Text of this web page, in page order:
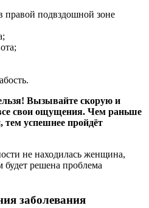
правой подвздошной зоне
Вызывайте скорую и
свои ощущения. Чем раньше
тем успешнее пройдёт
не находилась женщина,
будет решена проблема
заболевания